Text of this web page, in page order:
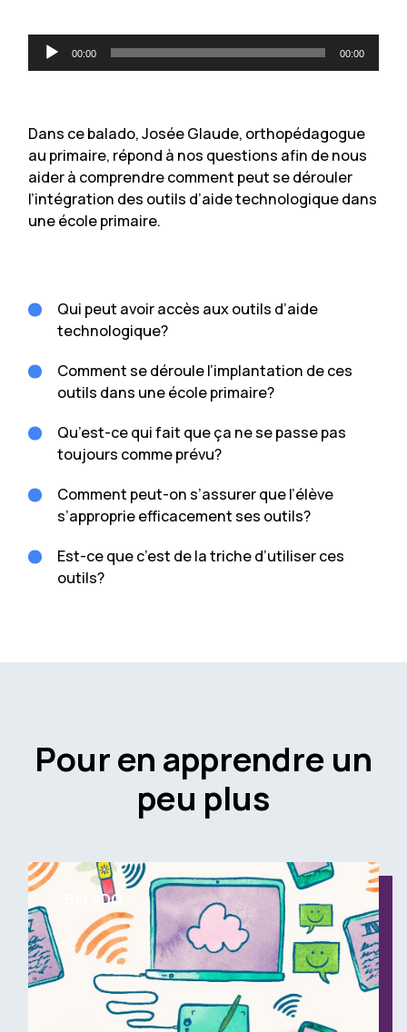
Lecteur
audio
00:00 00:00
Dans ce balado, Josée Glaude, orthopédagogue
au primaire, répond à nos questions afin de nous
aider à comprendre comment peut se dérouler
l’intégration des outils d’aide technologique dans
une école primaire.
Qui peut avoir accès aux outils d’aide
technologique?
Comment se déroule l’implantation de ces
outils dans une école primaire?
Qu’est-ce qui fait que ça ne se passe pas
toujours comme prévu?
Comment peut-on s’assurer que l’élève
s’approprie efficacement ses outils?
Est-ce que c’est de la triche d’utiliser ces
outils?
Pour en apprendre un
peu plus
BALADO